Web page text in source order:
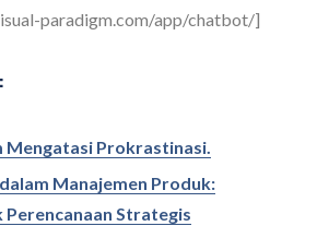
paradigm.com/app/chatbot/]
Mengatasi Prokrastinasi.
Manajemen Produk:
Perencanaan Strategis